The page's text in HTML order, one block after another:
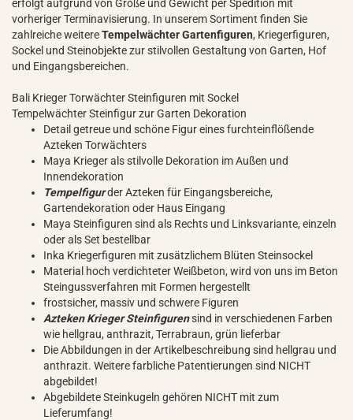
erfolgt aufgrund von Größe und Gewicht per Spedition mit
vorheriger Terminavisierung. In unserem Sortiment finden Sie
zahlreiche weitereTempelwächter Gartenfiguren, Kriegerfiguren,
Sockel und Steinobjekte zur stilvollen Gestaltung von Garten, Hof
und Eingangsbereichen.
Bali Krieger Torwächter Steinfiguren mit Sockel
Tempelwächter Steinfigur zur Garten Dekoration
Detail getreue und schöne Figur eines furchteinflößende
Azteken Torwächters
Maya Krieger als stilvolle Dekoration im Außen und
Innendekoration
Tempelfigurder Azteken für Eingangsbereiche,
Gartendekoration oder Haus Eingang
Maya Steinfiguren sind als Rechts und Linksvariante, einzeln
oder als Set bestellbar
Inka Kriegerfiguren mit zusätzlichem Blüten Steinsockel
Material hoch verdichteter Weißbeton, wird von uns im Beton
Steingussverfahren mit Formen hergestellt
frostsicher, massiv und schwere Figuren
Azteken Krieger Steinfigurensind in verschiedenen Farben
wie hellgrau, anthrazit, Terrabraun, grün lieferbar
Die Abbildungen in der Artikelbeschreibung sind hellgrau und
anthrazit. Weitere farbliche Patentierungen sind NICHT
abgebildet!
Abgebildete Steinkugeln gehören NICHT mit zum
Lieferumfang!